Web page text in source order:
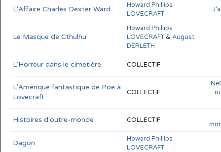
L'Affaire Charles Dexter Ward
Howard Phillips
LOVECRAFT
Le Masque de Cthulhu
Howard Phillips
LOVECRAFT& August
DERLETH
L'Horreur dans le cimetière COLLECTIF
L'Amérique fantastique de Poe à
Lovecraft
COLLECTIF
Histoires d'outre-monde COLLECTIF
Dagon
Howard Phillips
LOVECRAFT